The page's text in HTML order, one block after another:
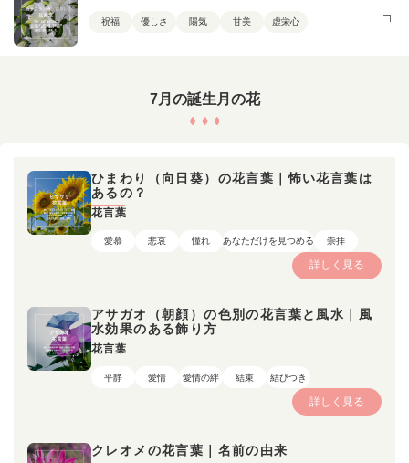
祝福 優しさ 陽気 甘美 虚栄心
7月の誕生月の花
ひまわり（向日葵）の花言葉｜怖い花言葉は
あるの？
花言葉
愛慕 悲哀 憧れ あなただけを見つめる 崇拝
詳しく見る
アサガオ（朝顔）の色別の花言葉と風水｜風
水効果のある飾り方
花言葉
平静 愛情 愛情の絆 結束 結びつき
詳しく見る
クレオメの花言葉｜名前の由来